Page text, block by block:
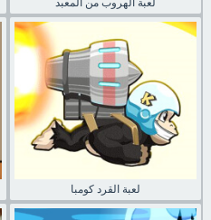
لعبة الهروب من المعبد
لعبة القرد كومبا